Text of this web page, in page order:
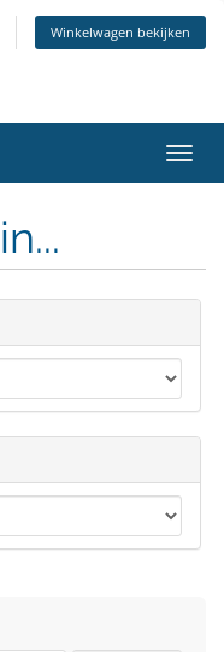
Winkelwagen bekijken
in-/